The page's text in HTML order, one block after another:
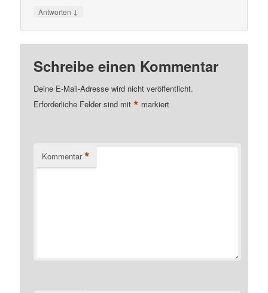
Antworten ↓
Schreibe einen Kommentar
Deine E-Mail-Adresse wird nicht veröffentlicht.
Erforderliche Felder sind mit* markiert
Kommentar *